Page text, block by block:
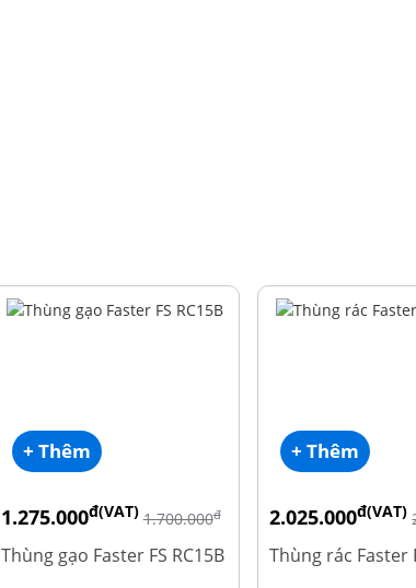
+ Thêm
1.275.000đ(VAT) 1.700.000đ
Thùng gạo Faster FS RC15B
+ Thêm
2.025.000đ(VAT)
Thùng rác Faster